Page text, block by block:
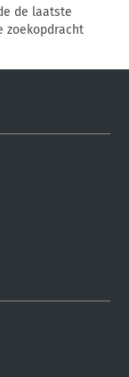
de laatste
zoekopdracht